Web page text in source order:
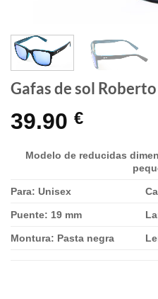
Gafas de sol
39.90 €
Modelo de reducidas
Para: Unisex
Puente: 19 mm
Montura: Pasta negra